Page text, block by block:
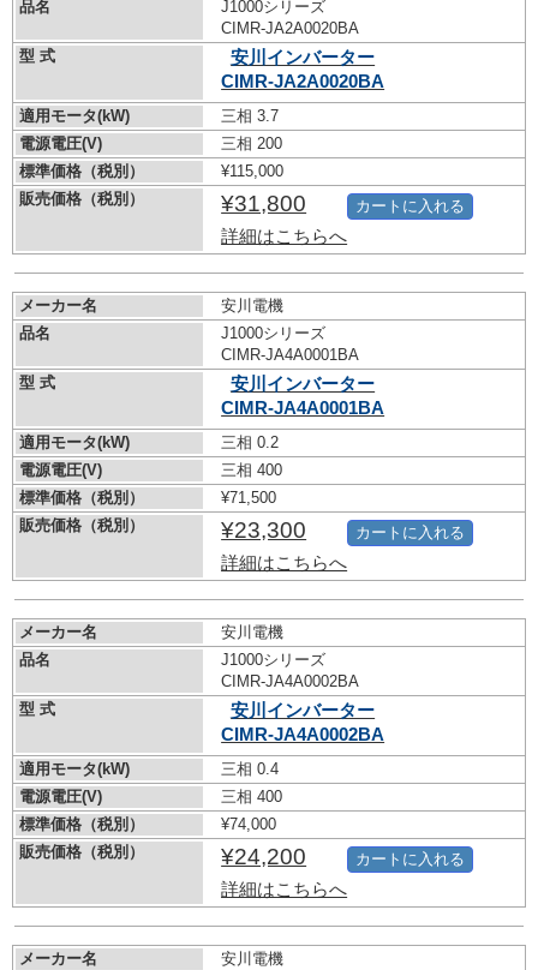
品名
J1000シリーズ
CIMR-JA2A0020BA
型 式
安川インバーター
CIMR-JA2A0020BA
適用モータ(kW)
三相 3.7
電源電圧(V)
三相 200
標準価格（税別）
¥115,000
販売価格（税別）
¥31,800
詳細はこちらへ
カートに入れる
メーカー名
安川電機
品名
J1000シリーズ
CIMR-JA4A0001BA
型 式
安川インバーター
CIMR-JA4A0001BA
適用モータ(kW)
三相 0.2
電源電圧(V)
三相 400
標準価格（税別）
¥71,500
販売価格（税別）
¥23,300
詳細はこちらへ
カートに入れる
メーカー名
安川電機
品名
J1000シリーズ
CIMR-JA4A0002BA
型 式
安川インバーター
CIMR-JA4A0002BA
適用モータ(kW)
三相 0.4
電源電圧(V)
三相 400
標準価格（税別）
¥74,000
販売価格（税別）
¥24,200
詳細はこちらへ
カートに入れる
メーカー名
安川電機